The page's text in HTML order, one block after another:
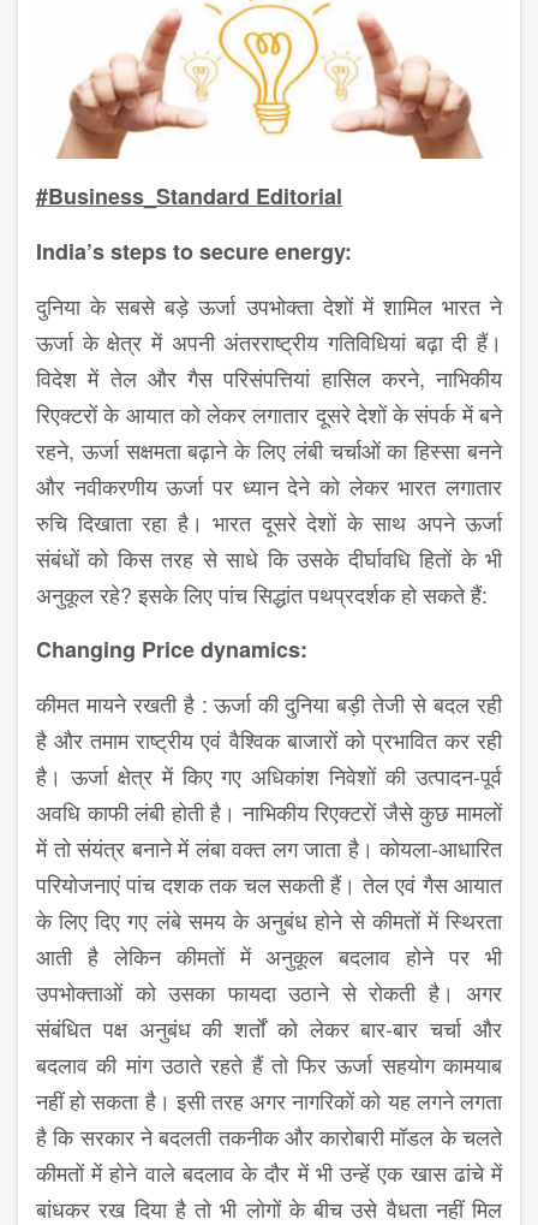
#Business_Standard Editorial
India’s steps to secure energy:
दुनिया के सबसे बड़े ऊर्जा उपभोक्ता देशों में शामिल भारत ने
ऊर्जा के क्षेत्र में अपनी अंतरराष्ट्रीय गतिविधियां बढ़ा दी हैं।
विदेश में तेल और गैस परिसंपत्तियां हासिल करने, नाभिकीय
रिएक्टरों के आयात को लेकर लगातार दूसरे देशों के संपर्क में बने
रहने, ऊर्जा सक्षमता बढ़ाने के लिए लंबी चर्चाओं का हिस्सा बनने
और नवीकरणीय ऊर्जा पर ध्यान देने को लेकर भारत लगातार
रुचि दिखाता रहा है। भारत दूसरे देशों के साथ अपने ऊर्जा
संबंधों को किस तरह से साधे कि उसके दीर्घावधि हितों के भी
अनुकूल रहे? इसके लिए पांच सिद्धांत पथप्रदर्शक हो सकते हैं:
Changing Price dynamics:
कीमत मायने रखती है : ऊर्जा की दुनिया बड़ी तेजी से बदल रही
है और तमाम राष्ट्रीय एवं वैश्विक बाजारों को प्रभावित कर रही
है। ऊर्जा क्षेत्र में किए गए अधिकांश निवेशों की उत्पादन-पूर्व
अवधि काफी लंबी होती है। नाभिकीय रिएक्टरों जैसे कुछ मामलों
में तो संयंत्र बनाने में लंबा वक्त लग जाता है। कोयला-आधारित
परियोजनाएं पांच दशक तक चल सकती हैं। तेल एवं गैस आयात
के लिए दिए गए लंबे समय के अनुबंध होने से कीमतों में स्थिरता
आती है लेकिन कीमतों में अनुकूल बदलाव होने पर भी
उपभोक्ताओं को उसका फायदा उठाने से रोकती है। अगर
संबंधित पक्ष अनुबंध की शर्तों को लेकर बार-बार चर्चा और
बदलाव की मांग उठाते रहते हैं तो फिर ऊर्जा सहयोग कामयाब
नहीं हो सकता है। इसी तरह अगर नागरिकों को यह लगने लगता
है कि सरकार ने बदलती तकनीक और कारोबारी मॉडल के चलते
कीमतों में होने वाले बदलाव के दौर में भी उन्हें एक खास ढांचे में
बांधकर रख दिया है तो भी लोगों के बीच उसे वैधता नहीं मिल